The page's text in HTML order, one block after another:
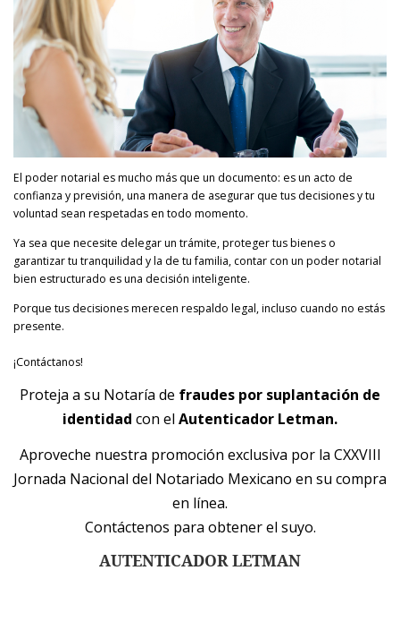
El poder notarial es mucho más que un documento: es un acto de
confianza y previsión, una manera de asegurar que tus decisiones y tu
voluntad sean respetadas en todo momento.
Ya sea que necesite delegar un trámite, proteger tus bienes o
garantizar tu tranquilidad y la de tu familia, contar con un poder notarial
bien estructurado es una decisión inteligente.
Porque tus decisiones merecen respaldo legal, incluso cuando no estás
presente.
¡Contáctanos!
Proteja a su Notaría de fraudes por suplantación de
identidad con el Autenticador Letman.
Aproveche nuestra promoción exclusiva por la CXXVIII
Jornada Nacional del Notariado Mexicano en su compra
en línea.
Contáctenos para obtener el suyo.
AUTENTICADOR LETMAN